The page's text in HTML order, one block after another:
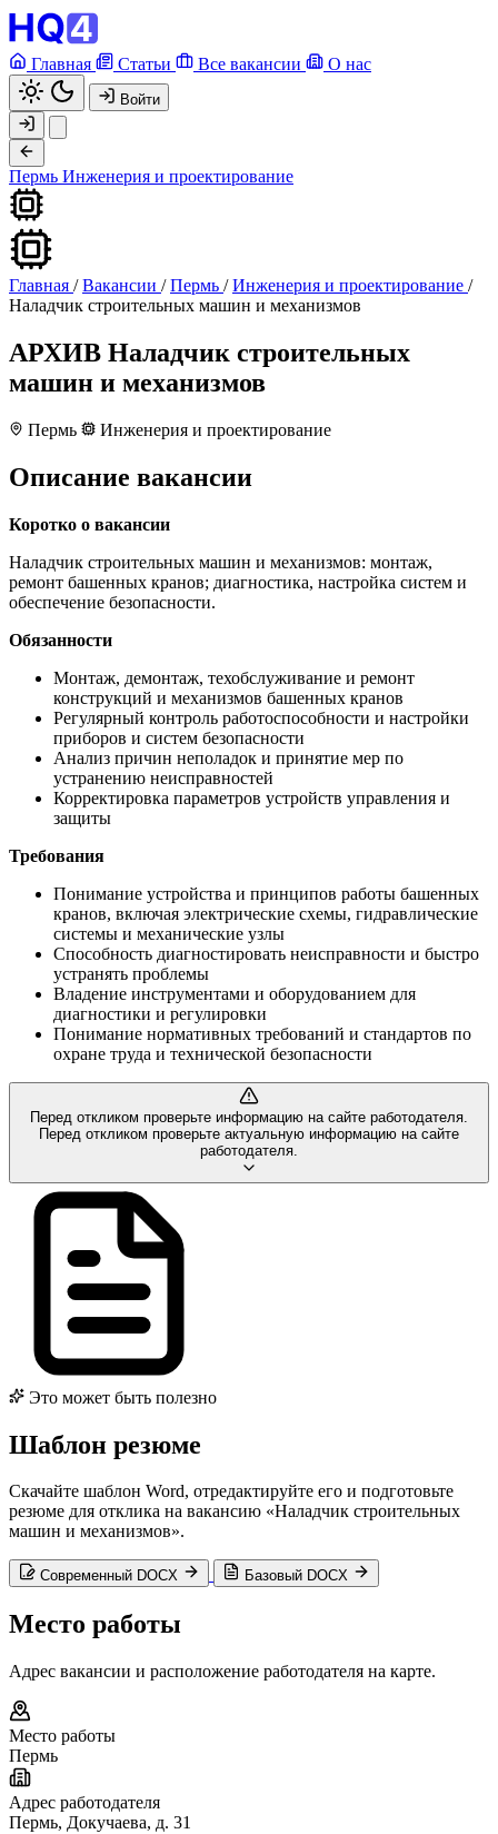
Главная Статьи Все вакансии О нас
Войти
Пермь Инженерия и проектирование
Главная / Вакансии / Пермь / Инженерия и проектирование /
Наладчик строительных машин и механизмов
АРХИВ Наладчик строительных
машин и механизмов
Пермь Инженерия и проектирование
Описание вакансии
Коротко о вакансии
Наладчик строительных машин и механизмов: монтаж,
ремонт башенных кранов; диагностика, настройка систем и
обеспечение безопасности.
Обязанности
Монтаж, демонтаж, техобслуживание и ремонт
конструкций и механизмов башенных кранов
Регулярный контроль работоспособности и настройки
приборов и систем безопасности
Анализ причин неполадок и принятие мер по
устранению неисправностей
Корректировка параметров устройств управления и
защиты
Требования
Понимание устройства и принципов работы башенных
кранов, включая электрические схемы, гидравлические
системы и механические узлы
Способность диагностировать неисправности и быстро
устранять проблемы
Владение инструментами и оборудованием для
диагностики и регулировки
Понимание нормативных требований и стандартов по
охране труда и технической безопасности
Перед откликом проверьте информацию на сайте работодателя.
Перед откликом проверьте актуальную информацию на сайте
работодателя.
Это может быть полезно
Шаблон резюме
Скачайте шаблон Word, отредактируйте его и подготовьте
резюме для отклика на вакансию «Наладчик строительных
машин и механизмов».
Современный DOCX Базовый DOCX
Место работы
Адрес вакансии и расположение работодателя на карте.
Место работы
Пермь
Адрес работодателя
Пермь, Докучаева, д. 31